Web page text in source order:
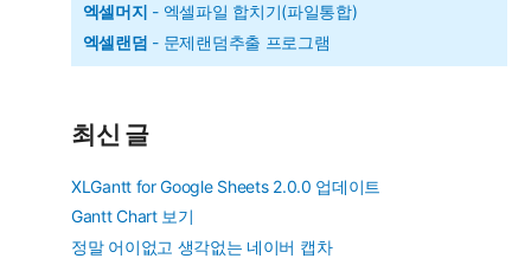
엑셀머지 - 엑셀파일 합치기(파일통합)
엑셀랜덤 - 문제랜덤추출 프로그램
최신 글
XLGantt for Google Sheets 2.0.0 업데이트
Gantt Chart 보기
정말 어이없고 생각없는 네이버 캡차